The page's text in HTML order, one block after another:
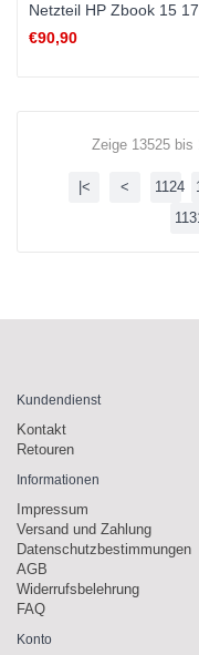
Netzteil HP Zbook 15
€90,90
Zeige 13525 bis
|< < 1124
Kundendienst
Kontakt
Retouren
Informationen
Impressum
Versand und Zahlung
Datenschutzbestimmungen
AGB
Widerrufsbelehrung
FAQ
Konto